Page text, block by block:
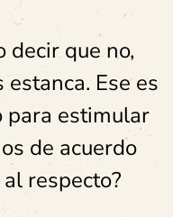
decir que no,
Ese es
para estimular
de acuerdo
respecto?